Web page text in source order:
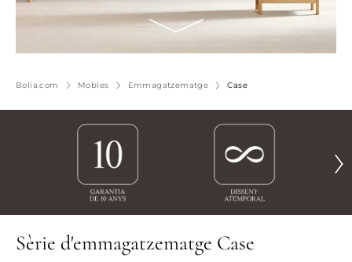
Bolia.com Mobles Emmagatzematge Case
Sèrie d'emmagatzematge Case